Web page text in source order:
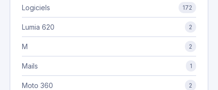
Logiciels 172
Lumia 620 2
M 2
Mails 1
Moto 360 2